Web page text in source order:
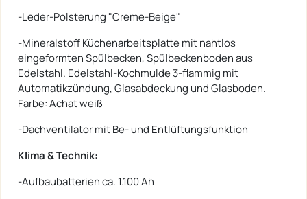
-Leder-Polsterung "Creme-Beige"
-Mineralstoff Küchenarbeitsplatte mit nahtlos
eingeformten Spülbecken, Spülbeckenboden aus
Edelstahl. Edelstahl-Kochmulde 3-flammig mit
Automatikzündung, Glasabdeckung und Glasboden.
Farbe: Achat weiß
-Dachventilator mit Be- und Entlüftungsfunktion
Klima & Technik:
-Aufbaubatterien ca. 1.100 Ah